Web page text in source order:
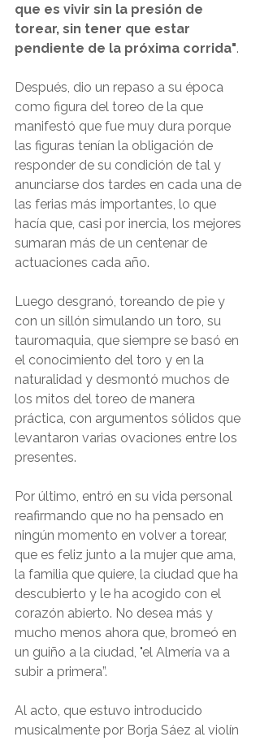
que es vivir sin la presión de
torear, sin tener que estar
pendiente de la próxima corrida".
Después, dio un repaso a su época
como figura del toreo de la que
manifestó que fue muy dura porque
las figuras tenían la obligación de
responder de su condición de tal y
anunciarse dos tardes en cada una de
las ferias más importantes, lo que
hacía que, casi por inercia, los mejores
sumaran más de un centenar de
actuaciones cada año.
Luego desgranó, toreando de pie y
con un sillón simulando un toro, su
tauromaquia, que siempre se basó en
el conocimiento del toro y en la
naturalidad y desmontó muchos de
los mitos del toreo de manera
práctica, con argumentos sólidos que
levantaron varias ovaciones entre los
presentes.
Por último, entró en su vida personal
reafirmando que no ha pensado en
ningún momento en volver a torear,
que es feliz junto a la mujer que ama,
la familia que quiere, la ciudad que ha
descubierto y le ha acogido con el
corazón abierto. No desea más y
mucho menos ahora que, bromeó en
un guiño a la ciudad, "el Almería va a
subir a primera”.
Al acto, que estuvo introducido
musicalmente por Borja Sáez al violín